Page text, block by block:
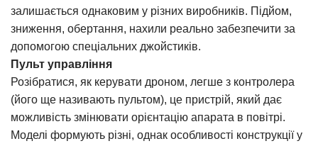
залишається однаковим у різних виробників. Підйом,
зниження, обертання, нахили реально забезпечити за
допомогою спеціальних джойстиків.
Пульт управління
Розібратися, як керувати дроном, легше з контролера
(його ще називають пультом), це пристрій, який дає
можливість змінювати орієнтацію апарата в повітрі.
Моделі формують різні, однак особливості конструкції у